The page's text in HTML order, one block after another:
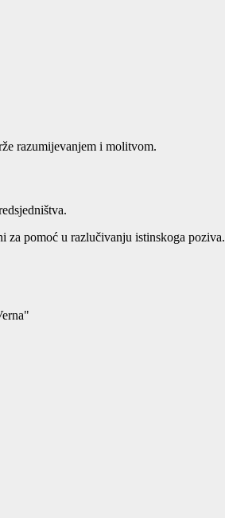
razumijevanjem i molitvom.
za pomoć u razlučivanju istinskoga poziva.